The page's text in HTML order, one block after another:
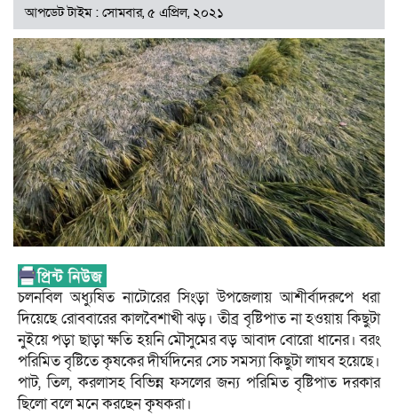
আপডেট টাইম : সোমবার, ৫ এপ্রিল, ২০২১
চলনবিল অধ্যুষিত নাটোরের সিংড়া উপজেলায় আশীর্বাদরুপে ধরা
দিয়েছে রোববারের কালবৈশাখী ঝড়। তীব্র বৃষ্টিপাত না হওয়ায় কিছুটা
নুইয়ে পড়া ছাড়া ক্ষতি হয়নি মৌসুমের বড় আবাদ বোরো ধানের। বরং
পরিমিত বৃষ্টিতে কৃষকের দীর্ঘদিনের সেচ সমস্যা কিছুটা লাঘব হয়েছে।
পাট, তিল, করলাসহ বিভিন্ন ফসলের জন্য পরিমিত বৃষ্টিপাত দরকার
ছিলো বলে মনে করছেন কৃষকরা।